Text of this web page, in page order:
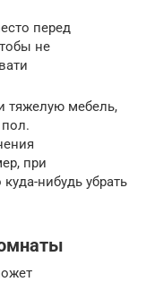
перед
не
тяжелую мебель,
при
нибудь убрать